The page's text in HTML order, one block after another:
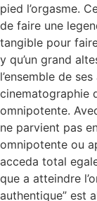
pied l’orgasme.
de faire une
tangible pour
y qu’un grand
l’ensemble de
cinematographie
omnipotente.
ne parvient pas
omnipotente ou
acceda total
que a atteindre
authentique” est